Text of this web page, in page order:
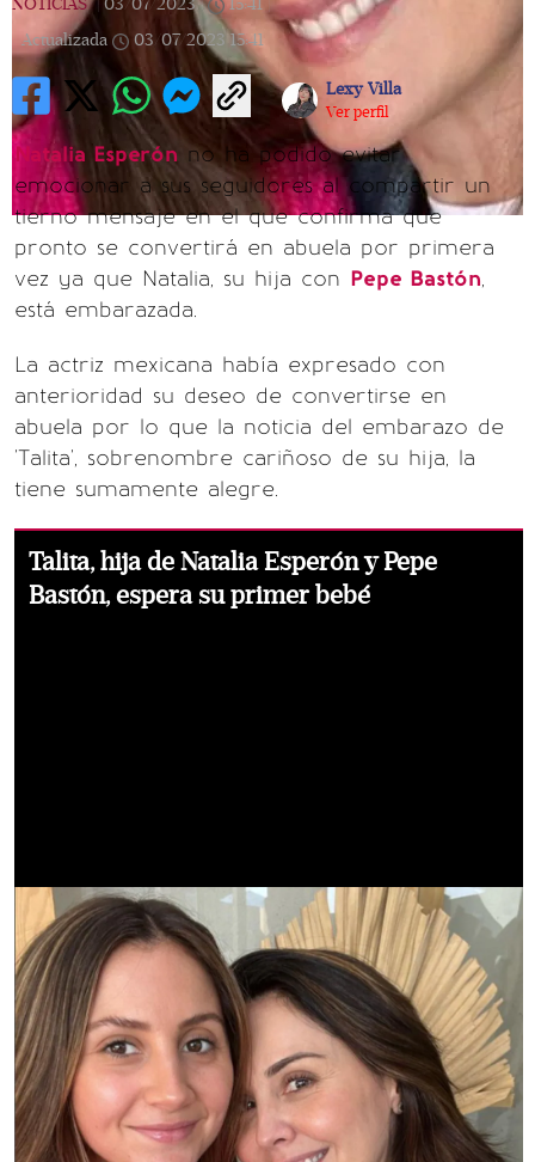
NOTICIAS | 03/07/2023 | 15:41
Actualizada
03/07/2023 15:41
Lexy Villa
Ver perfil
Natalia Esperón no ha podido evitar
emocionar a sus seguidores al compartir un
tierno mensaje en el que confirma que
pronto se convertirá en abuela por primera
vez ya que Natalia, su hija con Pepe Bastón,
está embarazada.
La actriz mexicana había expresado con
anterioridad su deseo de convertirse en
abuela por lo que la noticia del embarazo de
'Talita', sobrenombre cariñoso de su hija, la
tiene sumamente alegre.
Talita, hija de Natalia Esperón y Pepe
Bastón, espera su primer bebé